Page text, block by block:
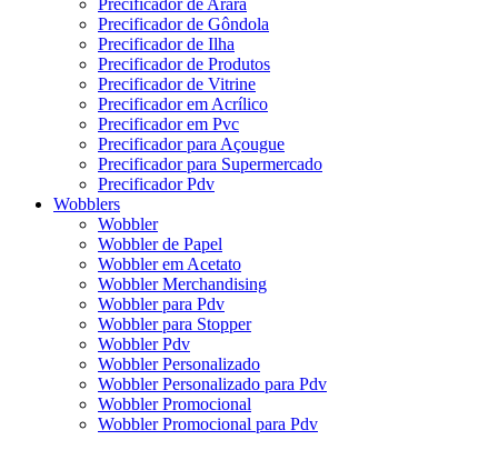
Precificador de Gôndola
Precificador de Ilha
Precificador de Produtos
Precificador de Vitrine
Precificador em Acrílico
Precificador em Pvc
Precificador para Açougue
Precificador para Supermercado
Precificador Pdv
Wobblers
Wobbler
Wobbler de Papel
Wobbler em Acetato
Wobbler Merchandising
Wobbler para Pdv
Wobbler para Stopper
Wobbler Pdv
Wobbler Personalizado
Wobbler Personalizado para Pdv
Wobbler Promocional
Wobbler Promocional para Pdv